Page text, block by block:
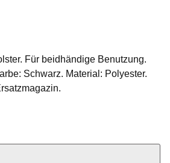
Für beidhändige Benutzung.
Schwarz. Material: Polyester.